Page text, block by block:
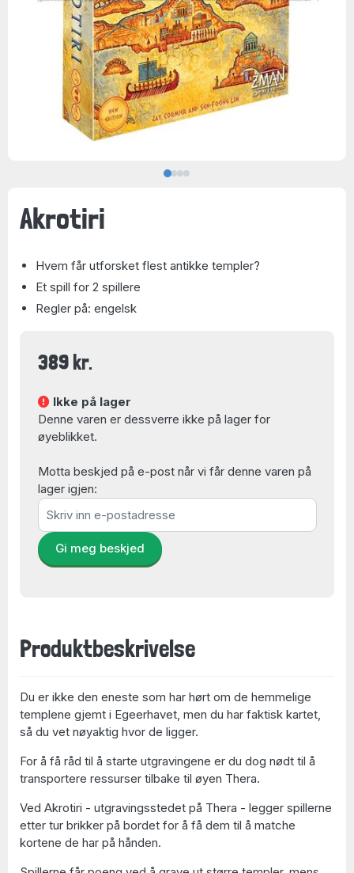
Akrotiri
Hvem får utforsket flest antikke templer?
Et spill for 2 spillere
Regler på: engelsk
389 kr.
Ikke på lager
Denne varen er dessverre ikke på lager for
øyeblikket.
Motta beskjed på e-post når vi får denne varen på
lager igjen:
Gi meg beskjed
Produktbeskrivelse
Du er ikke den eneste som har hørt om de hemmelige
templene gjemt i Egeerhavet, men du har faktisk kartet,
så du vet nøyaktig hvor de ligger.
For å få råd til å starte utgravingene er du dog nødt til å
transportere ressurser tilbake til øyen Thera.
Ved Akrotiri - utgravingsstedet på Thera - legger spillerne
etter tur brikker på bordet for å få dem til å matche
kortene de har på hånden.